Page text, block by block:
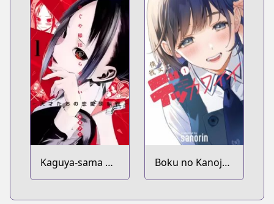
Kaguya-sama wa
Kokurasetai:
Boku no Kanojo
wa Dekkawaii